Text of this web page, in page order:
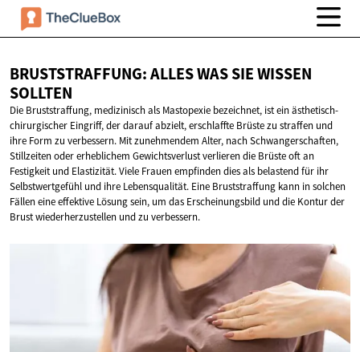
BRUSTSTRAFFUNG: ALLES WAS SIEWISSEN
SOLLTEN
Die Bruststraffung, medizinisch als Mastopexie bezeichnet, ist ein ästhetisch-
chirurgischer Eingriff, der darauf abzielt, erschlaffte Brüste zu straffen und
ihre Form zu verbessern. Mit zunehmendem Alter, nach Schwangerschaften,
Stillzeiten oder erheblichem Gewichtsverlust verlieren die Brüste oft an
Festigkeit und Elastizität. Viele Frauen empfinden dies als belastend für ihr
Selbstwertgefühl und ihre Lebensqualität. Eine Bruststraffung kann in solchen
Fällen eine effektive Lösung sein, um das Erscheinungsbild und die Kontur der
Brust wiederherzustellen und zu verbessern.